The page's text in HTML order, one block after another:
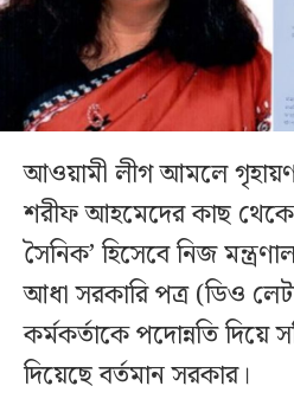
আওয়ামী লীগ আমলে গৃহায়ণ
শরীফ আহমেদের কাছ থেকে
সৈনিক’ হিসেবে নিজ
আধা সরকারি পত্র (ডিও
কর্মকর্তাকে পদোন্নতি দিয়ে
দিয়েছে বর্তমান সরকার।